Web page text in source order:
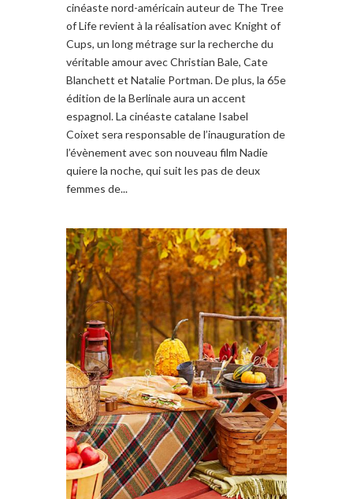
cinéaste nord-américain auteur de The Tree
of Life revient à la réalisation avec Knight of
Cups, un long métrage sur la recherche du
véritable amour avec Christian Bale, Cate
Blanchett et Natalie Portman. De plus, la 65e
édition de la Berlinale aura un accent
espagnol. La cinéaste catalane Isabel
Coixet sera responsable de l’inauguration de
l’évènement avec son nouveau film Nadie
quiere la noche, qui suit les pas de deux
femmes de...